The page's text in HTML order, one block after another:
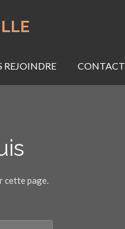
REJOINDRE CONTACT
cette page.